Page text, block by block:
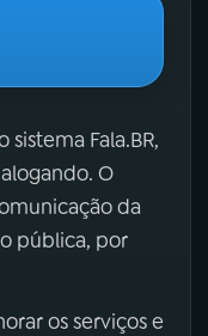
Fala.BR,
O
da
pública, por
os serviços e